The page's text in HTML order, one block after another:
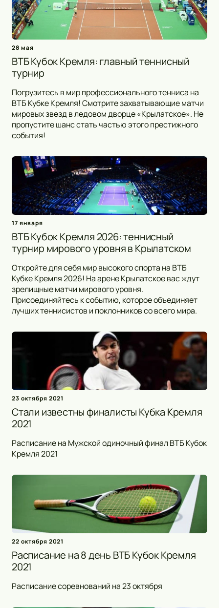
28 мая
ВТБ Кубок Кремля: главный теннисный
турнир
Погрузитесь в мир профессионального тенниса на
ВТБ Кубке Кремля! Смотрите захватывающие матчи
мировых звезд в ледовом дворце «Крылатское». Не
пропустите шанс стать частью этого престижного
события!
17 января
ВТБ Кубок Кремля 2026: теннисный
турнир мирового уровня в Крылатском
Откройте для себя мир высокого спорта на ВТБ
Кубке Кремля 2026! На арене Крылатское вас ждут
зрелищные матчи мирового уровня.
Присоединяйтесь к событию, которое объединяет
лучших теннисистов и поклонников со всего мира.
23 октября 2021
Стали известны финалисты Кубка Кремля
2021
Расписание на Мужской одиночный финал ВТБ Кубок
Кремля 2021
22 октября 2021
Расписание на 8 день ВТБ Кубок Кремля
2021
Расписание соревнований на 23 октября